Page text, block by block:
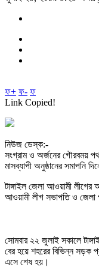
ফ+ ফ- ফ
Link Copied!
নিউজ ডেস্ক:-
সংগ্রাম ও অর্জনের গৌরবময়
মাসব্যাপী অনুষ্ঠানের সমাপনি
টাঙ্গাইল জেলা আওয়ামী লীগের
আওয়ামী লীগ সভাপতি ও জেলা
সোমবার ২২ জুলাই সকালে
বের হয়ে শহরের বিভিন্ন সড়ক
এসে শেষ হয়।